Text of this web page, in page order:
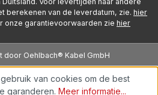
berekenen van de leverdatum, zie. hier
onze garantievoorwaarden zie hier
Oehlbach® Kabel GmbH
van cookies om de best
garanderen. Meer informatie...